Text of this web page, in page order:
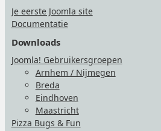
Je eerste Joomla site
Documentatie
Downloads
Joomla! Gebruikersgroepen
Arnhem / Nijmegen
Breda
Eindhoven
Maastricht
Pizza Bugs & Fun